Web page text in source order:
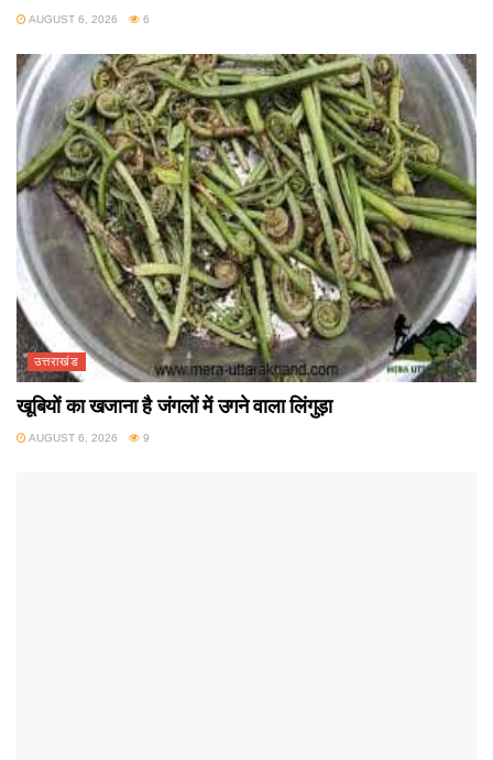
AUGUST 6, 2026 6
उत्तराखंड
खूबियों का खजाना है जंगलों में उगने वाला लिंगुड़ा
AUGUST 6, 2026 9